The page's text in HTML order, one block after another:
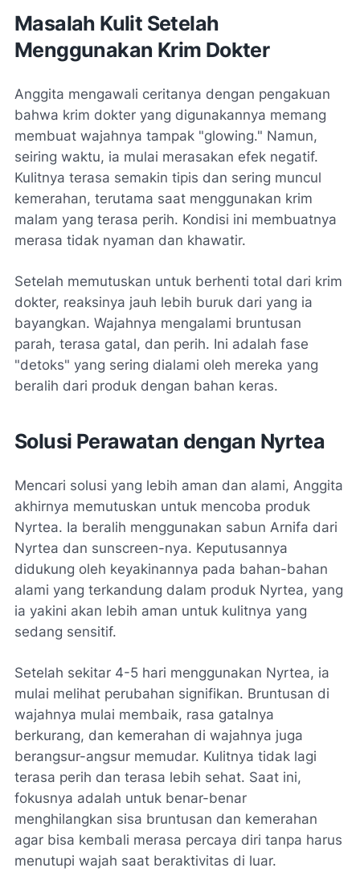
Masalah Kulit Setelah
Menggunakan Krim Dokter
Anggita mengawali ceritanya dengan pengakuan
bahwa krim dokter yang digunakannya memang
membuat wajahnya tampak "glowing." Namun,
seiring waktu, ia mulai merasakan efek negatif.
Kulitnya terasa semakin tipis dan sering muncul
kemerahan, terutama saat menggunakan krim
malam yang terasa perih. Kondisi ini membuatnya
merasa tidak nyaman dan khawatir.
Setelah memutuskan untuk berhenti total dari krim
dokter, reaksinya jauh lebih buruk dari yang ia
bayangkan. Wajahnya mengalami bruntusan
parah, terasa gatal, dan perih. Ini adalah fase
"detoks" yang sering dialami oleh mereka yang
beralih dari produk dengan bahan keras.
Solusi Perawatan dengan Nyrtea
Mencari solusi yang lebih aman dan alami, Anggita
akhirnya memutuskan untuk mencoba produk
Nyrtea. Ia beralih menggunakan sabun Arnifa dari
Nyrtea dan sunscreen-nya. Keputusannya
didukung oleh keyakinannya pada bahan-bahan
alami yang terkandung dalam produk Nyrtea, yang
ia yakini akan lebih aman untuk kulitnya yang
sedang sensitif.
Setelah sekitar 4-5 hari menggunakan Nyrtea, ia
mulai melihat perubahan signifikan. Bruntusan di
wajahnya mulai membaik, rasa gatalnya
berkurang, dan kemerahan di wajahnya juga
berangsur-angsur memudar. Kulitnya tidak lagi
terasa perih dan terasa lebih sehat. Saat ini,
fokusnya adalah untuk benar-benar
menghilangkan sisa bruntusan dan kemerahan
agar bisa kembali merasa percaya diri tanpa harus
menutupi wajah saat beraktivitas di luar.